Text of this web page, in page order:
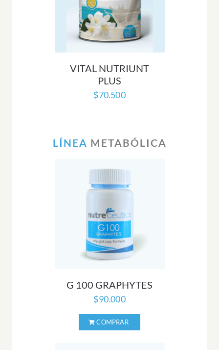
VITAL NUTRIUNT
PLUS
$70.500
LÍNEA METABÓLICA
G 100 GRAPHYTES
$90.000